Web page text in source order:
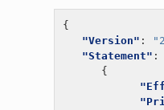
{
"Version" :
"Statement" :
{